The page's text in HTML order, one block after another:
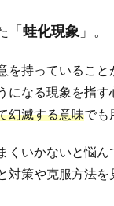
「蛙化現象 」。
持っていること
なる現象を指す
幻滅する意味でも
くいかないと悩ん
策や克服方法を